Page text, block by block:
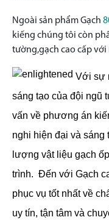
Ngoài sản phẩm Gạch
kiếng chúng tôi còn
tường,gạch cao cấp
Với sự
sáng tạo của đội ngũ
vấn về phương án
nghi hiện đại và sáng
lượng vật liệu gạch
trình. Đến với Gạch
phục vụ tốt nhất về
uy tín, tận tâm và